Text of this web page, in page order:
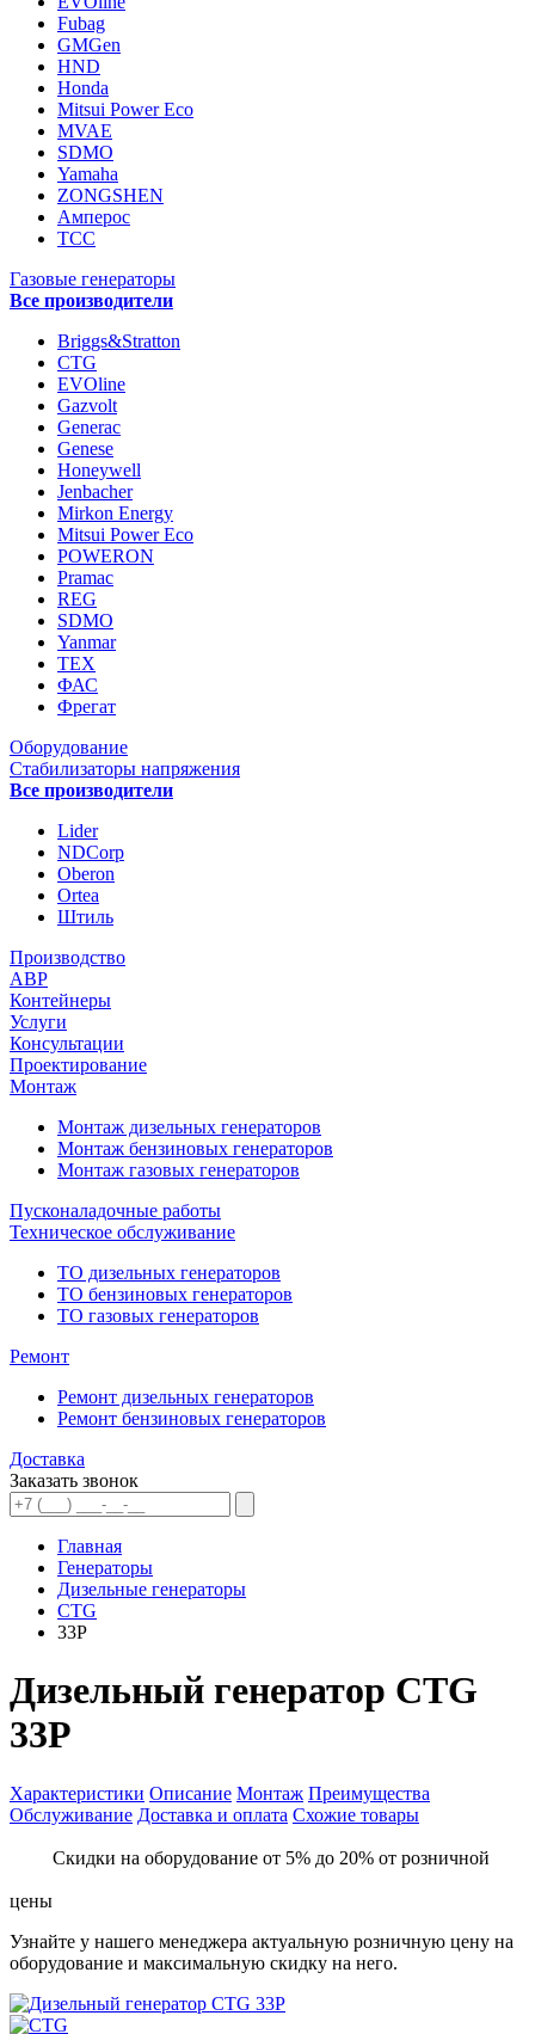
Fubag
GMGen
HND
Honda
Mitsui Power Eco
MVAE
SDMO
Yamaha
ZONGSHEN
Амперос
ТСС
Газовые генераторы
Все производители
Briggs&Stratton
CTG
EVOline
Gazvolt
Generac
Genese
Honeywell
Jenbacher
Mirkon Energy
Mitsui Power Eco
POWERON
Pramac
REG
SDMO
Yanmar
ТЕХ
ФАС
Фрегат
Оборудование
Стабилизаторы напряжения
Все производители
Lider
NDCorp
Oberon
Ortea
Штиль
Производство
АВР
Контейнеры
Услуги
Консультации
Проектирование
Монтаж
Монтаж дизельных генераторов
Монтаж бензиновых генераторов
Монтаж газовых генераторов
Пусконаладочные работы
Техническое обслуживание
ТО дизельных генераторов
ТО бензиновых генераторов
ТО газовых генераторов
Ремонт
Ремонт дизельных генераторов
Ремонт бензиновых генераторов
Доставка
Заказать звонок
Главная
Генераторы
Дизельные генераторы
CTG
33P
Дизельный генератор CTG
33P
Характеристики Описание Монтаж Преимущества
Обслуживание Доставка и оплата Схожие товары
Скидки на оборудование от 5% до 20% от розничной
цены
Узнайте у нашего менеджера актуальную розничную цену на
оборудование и максимальную скидку на него.